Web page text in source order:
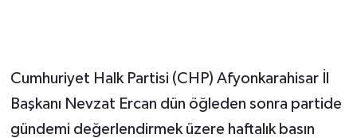
Cumhuriyet Halk Partisi (CHP) Afyonkarahisar İl
Başkanı Nevzat Ercan dün öğleden sonra partide
gündemi değerlendirmek üzere haftalık basın